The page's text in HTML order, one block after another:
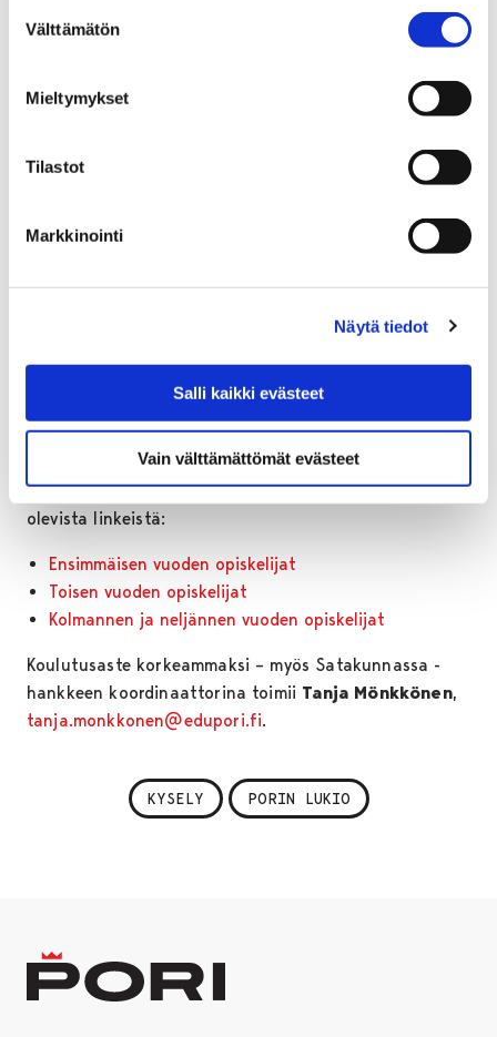
valinta
Välttämätön
Mieltymykset
Tilastot
Markkinointi
Näytä tiedot
Salli kaikki evästeet
Vain välttämättömät evästeet
mihin haluaa opiskelemaan. 48 prosentilla on jo
joitain suunnitelmia. 35 prosenttia ei osaa vielä
Kolmannen ja neljännen vuoden opiskelijoista 23
prosenttia tietää jo, mihin haluaa opiskelemaan. 50
prosentilla on jo joitain suunnitelmia. 26 prosenttia
ei osaa vielä sanoa.
Kysely kartoitti myös, kiinnostaako opiskelijoita lukion
prosenttia sekä kolmannen ja neljännen vuoden
opiskelijoista 32 prosenttia. SAMKin tarjoamista
englanninkielisistä tutkinnoista kiinnostavimmat olivat
‘International Business’ ja ‘Physiotherapy’ kaikilla
Kyselyiden tuloksiin voi tutustua tarkemmin alla
olevista linkeistä:
Ensimmäisen vuoden opiskelijat
Toisen vuoden opiskelijat
Kolmannen ja neljännen vuoden opiskelijat
Koulutusaste korkeammaksi – myös Satakunnassa -
hankkeen koordinaattorina toimii Tanja Mönkkönen,
tanja.monkkonen@edupori.fi.
KYSELY PORIN LUKIO